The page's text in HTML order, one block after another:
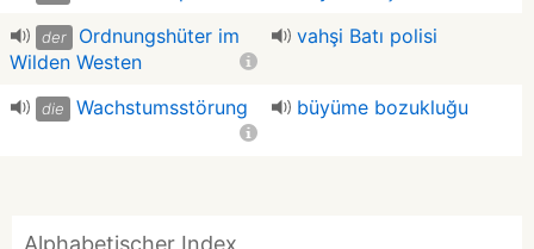
der
Ordnungshüter im
Wilden Westen
vahşi Batı polisi
die Wachstumsstörung büyüme bozukluğu
Alphabetischer Index